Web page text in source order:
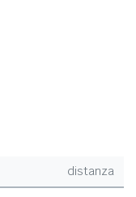
distanza